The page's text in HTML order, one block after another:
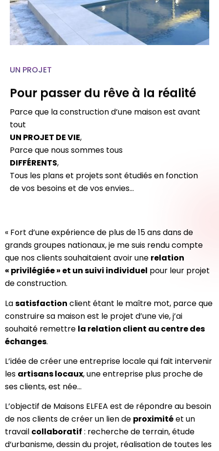
UN PROJET
Pour passer du rêve à la réalité
Parce que la construction d’une maison est avant
tout
UN PROJET DE VIE,
Parce que nous sommes tous
DIFFÉRENTS,
Tous les plans et projets sont étudiés en fonction
de vos besoins et de vos envies…
« Fort d’une expérience de plus de 15 ans dans de
grands groupes nationaux, je me suis rendu compte
que nos clients souhaitaient avoir une relation
« privilégiée » et un suivi individuel pour leur projet
de construction.
Lasatisfaction client étant le maître mot, parce que
construire sa maison est le projet d’une vie, j’ai
souhaité remettre la relation client au centre des
échanges.
L’idée de créer une entreprise locale qui fait intervenir
les artisans locaux, une entreprise plus proche de
ses clients, est née…
L’objectif de Maisons ELFEA est de répondre au besoin
de nos clients de créer un lien de proximitéet un
travail collaboratif : recherche de terrain, étude
d’urbanisme, dessin du projet, réalisation de toutes les